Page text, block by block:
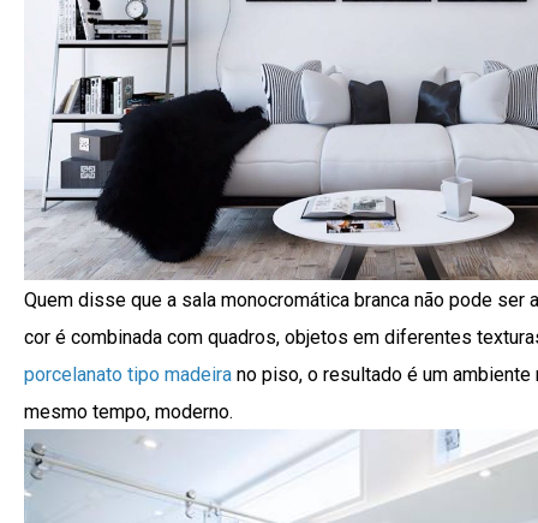
Quem disse que a sala monocromática branca não pode ser
cor é combinada com quadros, objetos em diferentes
porcelanato tipo madeira no piso, o resultado é um ambiente
mesmo tempo, moderno.